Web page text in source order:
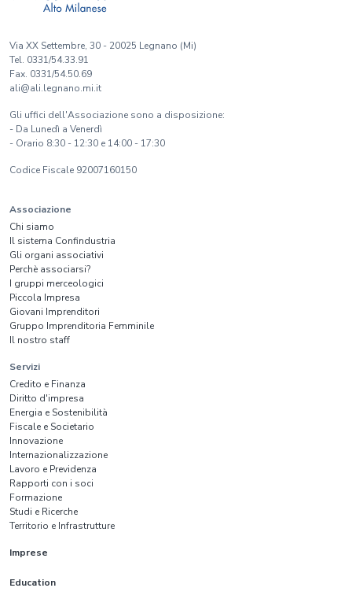
Via XX Settembre, 30 - 20025 Legnano (Mi)
Tel. 0331/54.33.91
Fax. 0331/54.50.69
ali@ali.legnano.mi.it
Gli uffici dell'Associazione sono a disposizione:
- Da Lunedì a Venerdì
- Orario 8:30 - 12:30 e 14:00 - 17:30
Codice Fiscale 92007160150
Associazione
Chi siamo
Il sistema Confindustria
Gli organi associativi
Perchè associarsi?
I gruppi merceologici
Piccola Impresa
Giovani Imprenditori
Gruppo Imprenditoria Femminile
Il nostro staff
Servizi
Credito e Finanza
Diritto d'impresa
Energia e Sostenibilità
Fiscale e Societario
Innovazione
Internazionalizzazione
Lavoro e Previdenza
Rapporti con i soci
Formazione
Studi e Ricerche
Territorio e Infrastrutture
Imprese
Education